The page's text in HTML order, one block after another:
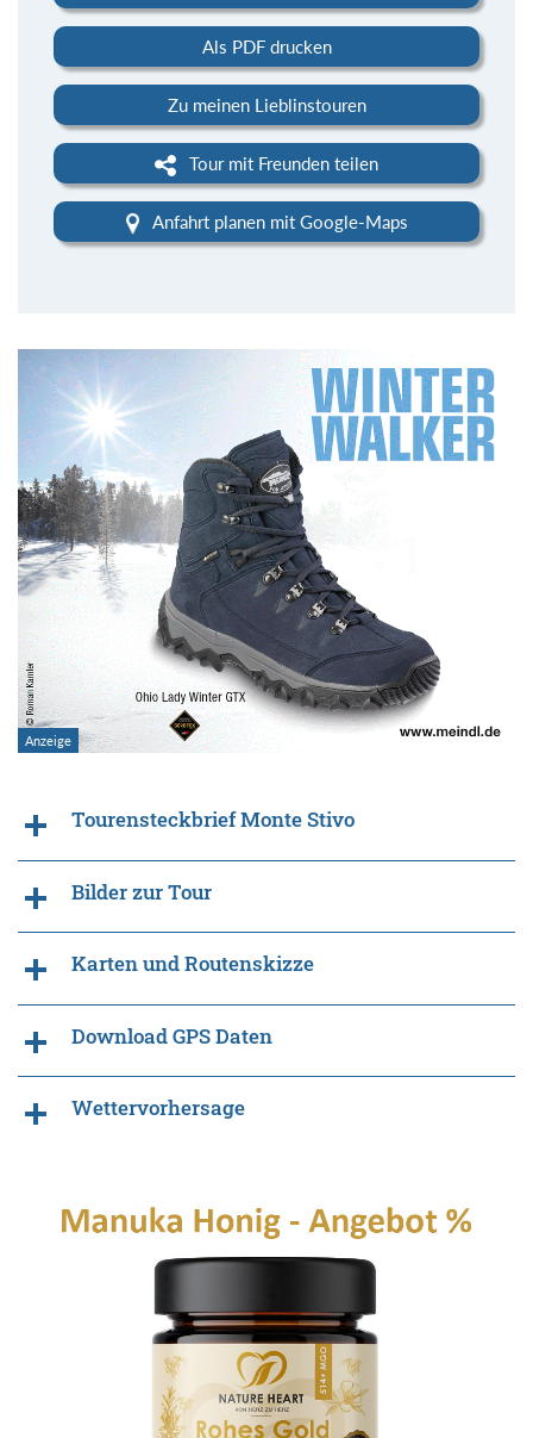
Als PDF drucken
Zu meinen Lieblinstouren
Tour mit Freunden teilen
Anfahrt planen mit Google-Maps
Tourensteckbrief Monte Stivo
Bilder zur Tour
Karten und Routenskizze
Download GPS Daten
Wettervorhersage